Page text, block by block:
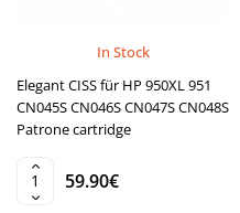
In Stock
Elegant CISS für HP 950XL 951
CN045S CN046S CN047S CN048S
Patrone cartridge
59.90€